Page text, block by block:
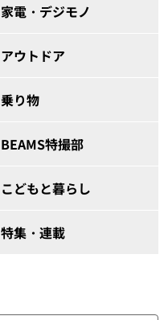
家電・デジモノ
アウトドア
乗り物
BEAMS特撮部
こどもと暮らし
特集・連載